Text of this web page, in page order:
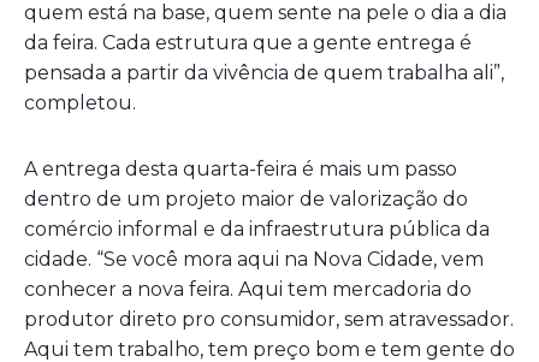
quem está na base, quem sente na pele o dia a dia
da feira. Cada estrutura que a gente entrega é
pensada a partir da vivência de quem trabalha ali”,
completou.
A entrega desta quarta-feira é mais um passo
dentro de um projeto maior de valorização do
comércio informal e da infraestrutura pública da
cidade. “Se você mora aqui na Nova Cidade, vem
conhecer a nova feira. Aqui tem mercadoria do
produtor direto pro consumidor, sem atravessador.
Aqui tem trabalho, tem preço bom e tem gente do